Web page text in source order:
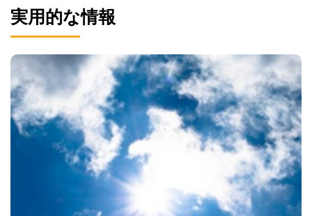
実用的な情報